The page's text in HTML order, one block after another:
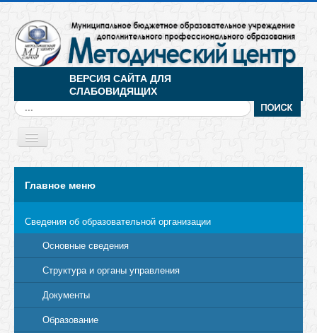
ВЕРСИЯ САЙТА ДЛЯ
СЛАБОВИДЯЩИХ
Искать...
Toggle
Главное меню
Сведения об образовательной организации
Основные сведения
Структура и органы управления
Документы
Образование